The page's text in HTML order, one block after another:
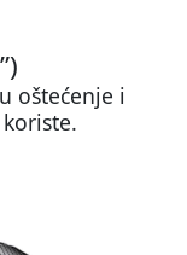
oštećenje i